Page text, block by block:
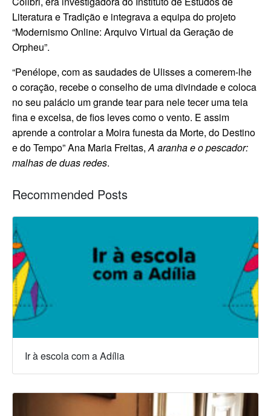
Literatura e Tradição e integrava a equipa do projeto
“Modernismo Online: Arquivo Virtual da Geração de
Orpheu”.
“Penélope, com as saudades de Ulisses a comerem-lhe
o coração, recebe o conselho de uma divindade e coloca
no seu palácio um grande tear para nele tecer uma teia
fina e excelsa, de fios leves como o vento. E assim
aprende a controlar a Moira funesta da Morte, do Destino
e do Tempo” Ana Maria Freitas,A aranha e o pescador:
malhas de duas redes.
Recommended Posts
Ir à escola com a Adília